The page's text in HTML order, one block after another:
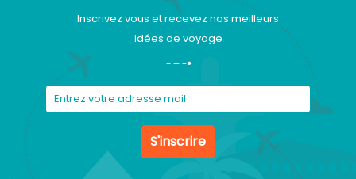
Inscrivez vous et recevez nos meilleurs
idées de voyage
S'inscrire